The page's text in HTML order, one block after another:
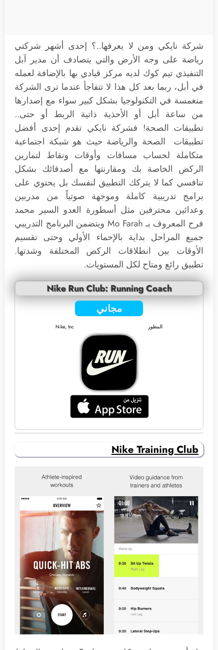
شركة نايكي ومن لا يعرفها..؟ إحدى أشهر شركتي
رياضة على وجه الأرض والتي يتصادف أن مدير آبل
التنفيذي تيم كوك لديه مركز قيادي بها بالإضافة لعمله
في أبل، ربما بعد كل هذا لا تتفاجأ عندما ترى الشركة
منغمسة في التكنولوجيا بشكل كبير سواء مع إصدارها
من ساعة أبل أو الأحذية ذاتية الربط أو حتى..
تطبيقات الصحة! فشركة نايكي تقدم إحدى أفضل
تطبيقات الصحة والرياضة حيث هو شبكة اجتماعية
متكاملة لحساب مسافات وأوقات ونقاط لتمارين
الركض الخاصة بك ومقارنتها مع أصدقائك بشكل
تنافسي كما لا يتركك التطبيق لنفسك بل يحتوي على
برامج تدريبية كاملة وموجهة صوتياً من مدربين
وعدائين محترفين مثل أسطورة العدو السير محمد
فرح المعروف بـ Mo Farah ويتضمن البرنامج التدريبي
جميع المراحل بداية بالإحماء الأولي وحتى تقسيم
الأوقات بين انطلاقات الركض المختلفة وشدتها.
تطبيق رائع ومتاح لكل المستويات.
Nike Run Club: Running Coach
مجاني
المطور Nike, Inc
Nike Training Club